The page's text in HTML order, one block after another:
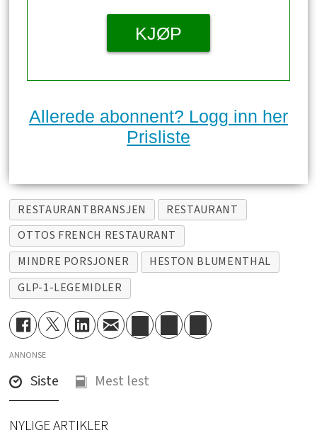
KJØP
Allerede abonnent? Logg inn her
Prisliste
RESTAURANTBRANSJEN
RESTAURANT
OTTOS FRENCH RESTAURANT
MINDRE PORSJONER
HESTON BLUMENTHAL
GLP-1-LEGEMIDLER
ANNONSE
Siste Mest lest
NYLIGE ARTIKLER